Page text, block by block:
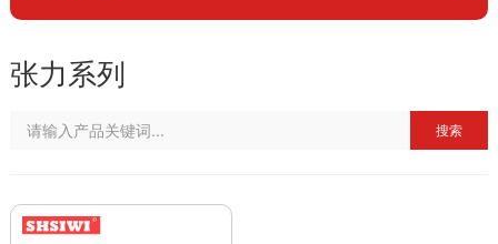
张力系列
搜索